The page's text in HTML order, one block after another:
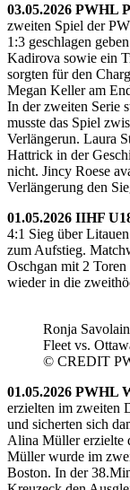
03.05.2026 PWHL
zweiten Spiel der
1:3 geschlagen
Kadirova sowie ein
sorgten für den
Megan Keller am
In der zweiten Serie
musste das Spiel
Verlängerun. Laura
Hattrick in der
nicht. Jincy Roese
Verlängerung den
01.05.2026 IIHF
4:1 Sieg über
zum Aufstieg.
Oschgan mit 2
wieder in die
Ronja
Fleet vs.
© CREDIT
01.05.2026 PWHL
erzielten im zweiten
und sicherten sich
Alina Müller erzielte
Müller wurde im
Boston. In der